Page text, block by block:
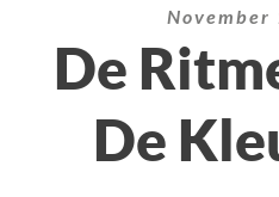
November
De
De